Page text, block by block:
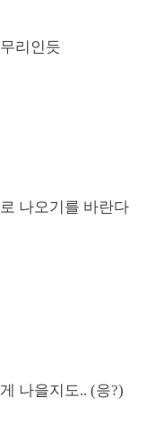
리인듯
나오기를 바란다
나을지도.. (응?)